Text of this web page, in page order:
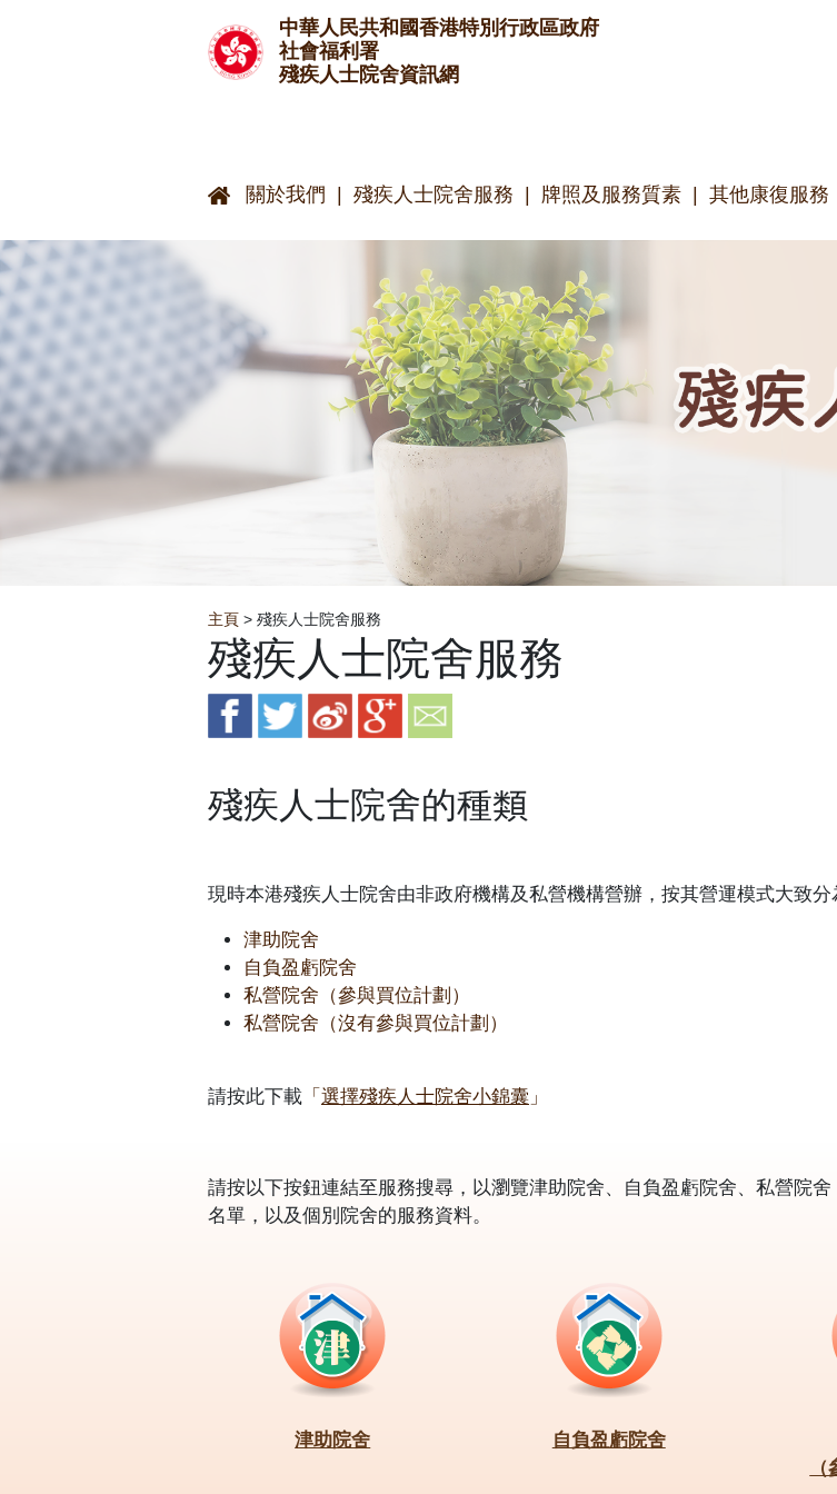
中華人民共和國香港特別行政區政府
社會福利署
殘疾人士院舍資訊網
關於我們 殘疾人士院舍服務 牌照及服務質素 其他康復服務
Breadcrumb
主頁 > 殘疾人士院舍服務
殘疾人士院舍服務
殘疾人士院舍的種類
現時本港殘疾人士院舍由非政府機構及私營機構營辦，按其營運模式大致分
津助院舍
自負盈虧院舍
私營院舍（參與買位計劃）
私營院舍（沒有參與買位計劃）
請按此下載 「 選擇殘疾人士院舍小錦囊 」
請按以下按鈕連結至服務搜尋，以瀏覽津助院舍、自負盈虧院舍、私營院
名單，以及個別院舍的服務資料。
津助院舍 自負盈虧院舍